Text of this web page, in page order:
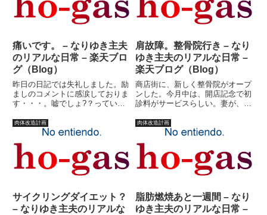
痛いです。 – なりゆき主夫
のリアルな日常 – 楽天ブロ
グ（Blog）
昨日の日記では失礼しました。励
ましのコメントに感涙しておりま
す・・・。嘘でしょ?？っていう
いません、泣いてはいません
が・・・でも、本当に気が楽にな
りました。感謝です！！やはり、
持つべきものはコメントくださる
皆さ...
肩故障。整骨院行き – なり
ゆき主夫のリアルな日常 –
楽天ブログ（Blog）
商店街に、新しく整骨院がオープ
ンした。今月中は、開店記念で初
診料がサービスらしい。妻が、私
も肩が痛いっていってたでしょ。
今月中に行かなくちゃサービス終
わっちゃうのよ」サービス終わっ
ちゃうっていっても、私は行き
た...
肉体改造計画
サイクリングダイエット？
– なりゆき主夫のリアルな
肉体改造計画
脂肪燃焼あと一週間 – なり
ゆき主夫のリアルな日常 –